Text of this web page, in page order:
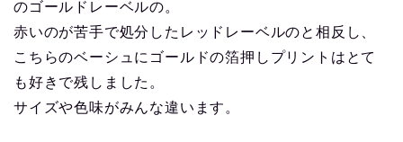
のゴールドレーベルの。
赤いのが苦手で処分したレッドレーベルのと相反し、
こちらのベーシュにゴールドの箔押しプリントはとて
も好きで残しました。
サイズや色味がみんな違います。